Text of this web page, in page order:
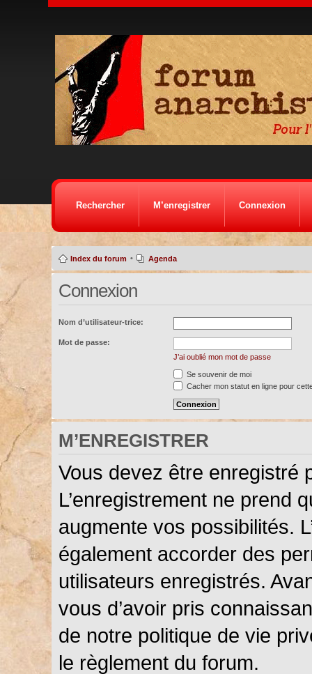
Rechercher M’enregistrer Connexion
Index du forum • Agenda
Connexion
Nom d’utilisateur-trice:
Mot de passe:
J’ai oublié mon mot de passe
Se souvenir de moi
Cacher mon statut en ligne pour
M’ENREGISTRER
Vous devez être enregistré
L’enregistrement ne prend
augmente vos possibilités.
également accorder des
utilisateurs enregistrés.
vous d’avoir pris
de notre politique de vie
le règlement du forum.